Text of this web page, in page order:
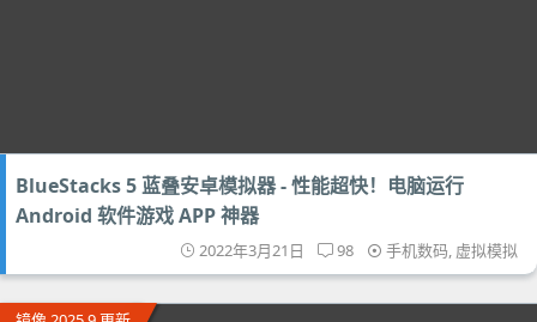
BlueStacks 5 蓝叠安卓模拟器 - 性能超快！电脑运行
Android 软件游戏 APP 神器
2022年3月21日 98 手机数码, 虚拟模拟